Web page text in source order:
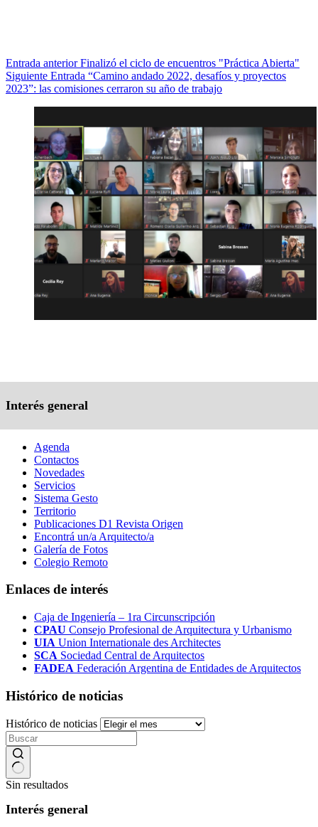
Entrada anteriorFinalizó el ciclo de encuentros "Práctica Abierta"
Siguiente Entrada “Camino andado 2022, desafíos y proyectos
2023”: las comisiones cerraron su año de trabajo
Interés general
Agenda
Contactos
Novedades
Servicios
Sistema Gesto
Territorio
Publicaciones D1 Revista Origen
Encontrá un/a Arquitecto/a
Galería de Fotos
Colegio Remoto
Enlaces de interés
Caja de Ingeniería – 1ra Circunscripción
CPAU Consejo Profesional de Arquitectura y Urbanismo
UIA Union Internationale des Architectes
SCA Sociedad Central de Arquitectos
FADEA Federación Argentina de Entidades de Arquitectos
Histórico de noticias
Histórico de noticias
Sin resultados
Interés general